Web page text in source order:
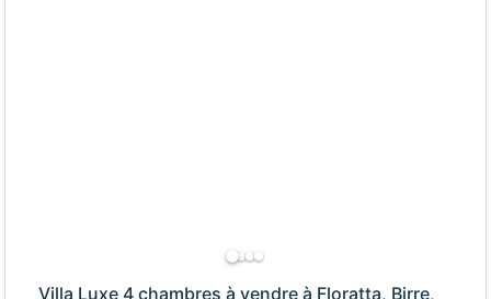
Villa Luxe 4 chambres à vendre à Floratta, Birre,